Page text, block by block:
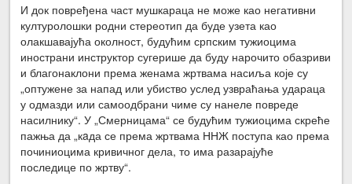
И док повређена част мушкараца не може као негативни
културолошки родни стереотип да буде узета као
олакшавајућа околност, будућим српским тужиоцима
инострани инструктор сугерише да буду нарочито обазриви
и благонаклони према женама жртвама насиља које су
„оптужене за напад или убиство услед узвраћања удараца
у одмазди или самоодбрани чиме су нанеле повреде
насилнику“. У „Смерницама“ се будућим тужиоцима скреће
пажња да „кaда се према жртвама ННЖ поступа као према
починиоцима кривичног дела, то има разарајуће
последице по жртву“.